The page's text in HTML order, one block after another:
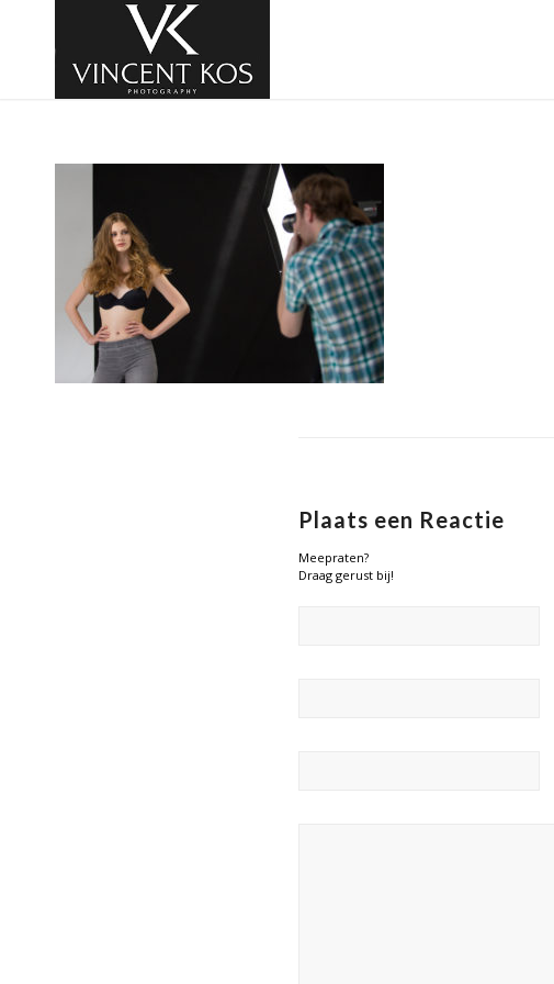
Plaats een Reactie
Meepraten?
Draag gerust bij!